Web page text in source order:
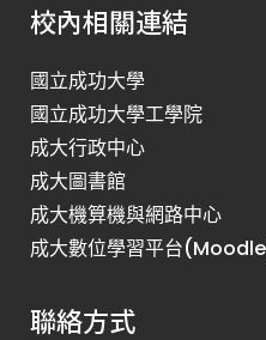
校內相關連結
國立成功大學
國立成功大學工學院
成大行政中心
成大圖書館
成大機算機與網路中心
成大數位學習平台
聯絡方式